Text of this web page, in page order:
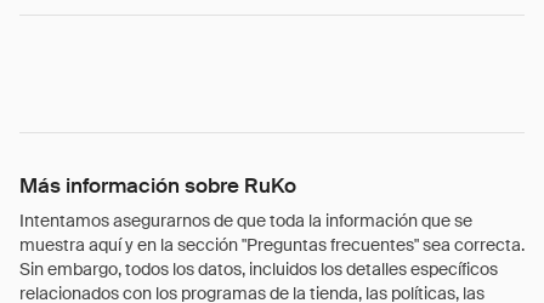
Más información sobre RuKo
Intentamos asegurarnos de que toda la información que se
muestra aquí y en la sección "Preguntas frecuentes" sea correcta.
Sin embargo, todos los datos, incluidos los detalles específicos
relacionados con los programas de la tienda, las políticas, las